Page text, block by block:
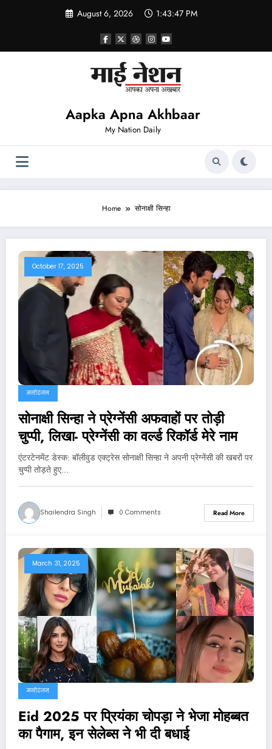
August 6, 2026 1:43:47 PM
Aapka Apna Akhbaar
My Nation Daily
Home सोनाक्षी सिन्हा
October 17, 2025
मनोरंजन
सोनाक्षी सिन्हा ने प्रेग्नेंसी अफवाहों पर तोड़ी
चुप्पी, लिखा- प्रेग्नेंसी का वर्ल्ड रिकॉर्ड मेरे नाम
एंटरटेनमेंट डेस्‍क: बॉलीवुड एक्ट्रेस सोनाक्षी सिन्हा ने अपनी प्रेग्नेंसी की खबरों पर
चुप्पी तोड़ते हुए…
Shailendra Singh 0 Comments Read More
March 31, 2025
मनोरंजन
Eid 2025 पर प्रियंका चोपड़ा ने भेजा मोहब्बत
का पैगाम, इन सेलेब्स ने भी दी बधाई